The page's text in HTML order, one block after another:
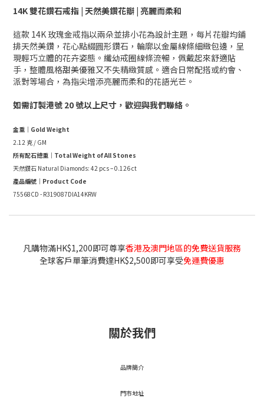
14K 雙花鑽石戒指 | 天然美鑽花瓣 | 亮麗而柔和
這款 14K 玫瑰金戒指以兩朵並排小花為設計主題，每片花瓣均鋪
排天然美鑽，花心點綴圓形鑽石，輪廓以金屬線條細緻包邊，呈
現輕巧立體的花卉姿態。纖幼戒圈線條流暢，佩戴起來舒適貼
手，整體風格甜美優雅又不失精緻質感。適合日常配搭或約會、
派對等場合，為指尖增添亮麗而柔和的花語光芒。​
如需訂製港號 20 號以上尺寸，歡迎與我們聯絡。
金重｜Gold Weight
2.12 克 / GM
所有配石總重｜Total Weight of All Stones
天然鑽石 Natural Diamonds: 42 pcs – 0.126 ct
產品編號｜Product Code
75568CD - R319087DIA14KRW
凡購物滿HK$1,200即可尊享香港及澳門地區的免費送貨服務
全球客戶單筆消費達HK$2,500即可享受免運費優惠
關於我們
品牌簡介
門市地址